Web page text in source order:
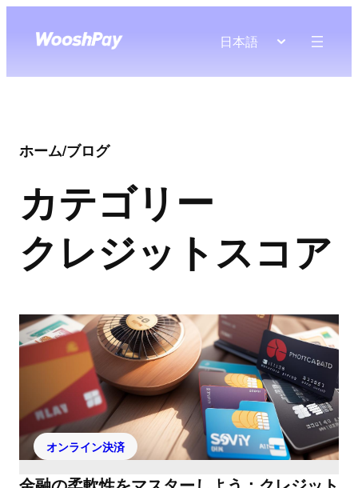
日本語
ホーム/ブログ
カテゴリー
クレジットスコア
オンライン決済